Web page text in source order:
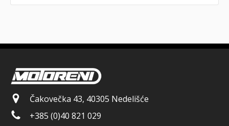
Čakovečka 43, 40305 Nedelišće
+385 (0)40 821 029